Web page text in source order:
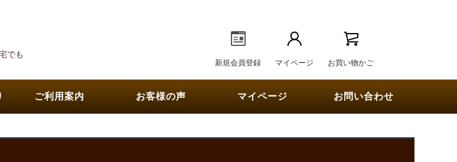
でも
新規会員登録
マイページ お買い物かご
ご利用案内 お客様の声 マイページ お問い合わせ